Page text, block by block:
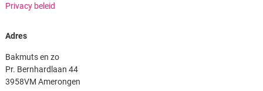
Privacy beleid
Adres
Bakmuts en zo
Pr. Bernhardlaan 44
3958VM Amerongen